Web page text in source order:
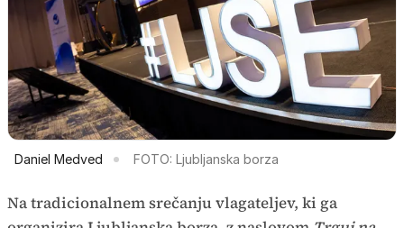
Daniel Medved FOTO: Ljubljanska borza
Na tradicionalnem srečanju vlagateljev, ki ga